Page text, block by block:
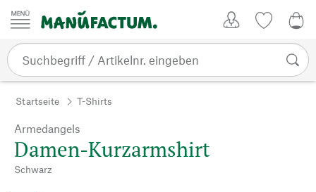
Zum Inhalt springen
Startseite T-Shirts
Armedangels
Damen-Kurzarmshirt
Schwarz